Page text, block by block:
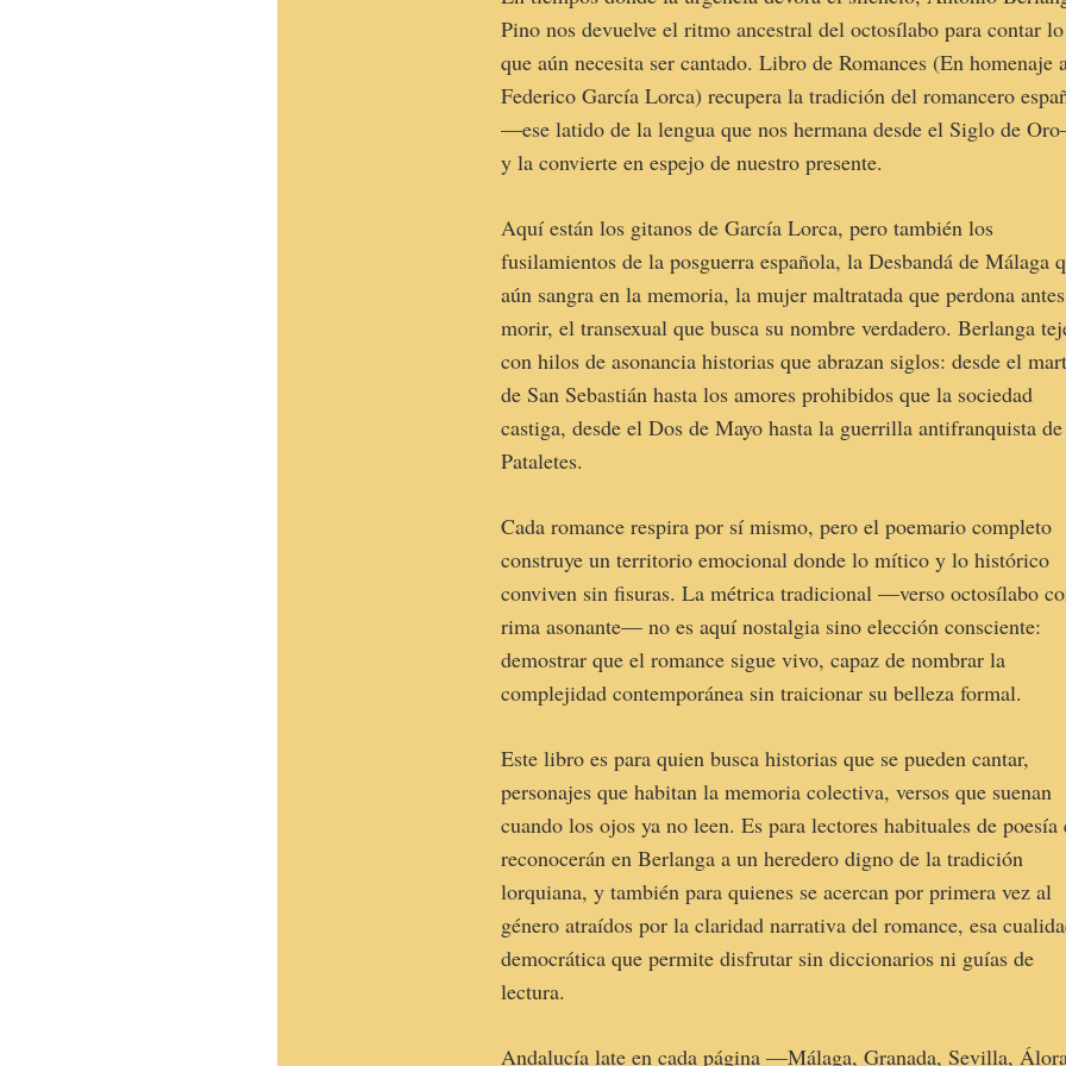
Pino nos devuelve el ritmo ancestral del octosílabo para contar lo
que aún necesita ser cantado. Libro de Romances (En homenaje
Federico García Lorca) recupera la tradición del romancero
—ese latido de la lengua que nos hermana desde el Siglo de
y la convierte en espejo de nuestro presente.
Aquí están los gitanos de García Lorca, pero también los
fusilamientos de la posguerra española, la Desbandá de Málaga
aún sangra en la memoria, la mujer maltratada que perdona
morir, el transexual que busca su nombre verdadero. Berlanga
con hilos de asonancia historias que abrazan siglos: desde el
de San Sebastián hasta los amores prohibidos que la sociedad
castiga, desde el Dos de Mayo hasta la guerrilla antifranquista
Pataletes.
Cada romance respira por sí mismo, pero el poemario completo
construye un territorio emocional donde lo mítico y lo histórico
conviven sin fisuras. La métrica tradicional —verso octosílabo
rima asonante— no es aquí nostalgia sino elección consciente:
demostrar que el romance sigue vivo, capaz de nombrar la
complejidad contemporánea sin traicionar su belleza formal.
Este libro es para quien busca historias que se pueden cantar,
personajes que habitan la memoria colectiva, versos que suenan
cuando los ojos ya no leen. Es para lectores habituales de poesía
reconocerán en Berlanga a un heredero digno de la tradición
lorquiana, y también para quienes se acercan por primera vez al
género atraídos por la claridad narrativa del romance, esa
democrática que permite disfrutar sin diccionarios ni guías de
lectura.
Andalucía late en cada página —Málaga, Granada, Sevilla,